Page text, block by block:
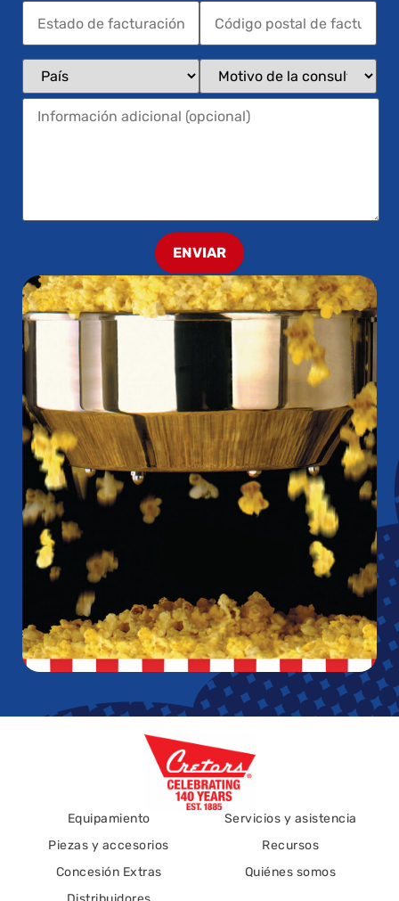
ENVIAR
Equipamiento
Piezas y accesorios
Concesión Extras
Servicios y asistencia
Recursos
Quiénes somos